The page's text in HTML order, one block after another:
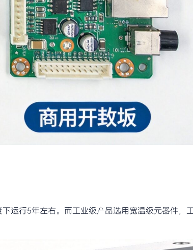
运行5年左右。而工业级产品选用宽温级元器件，